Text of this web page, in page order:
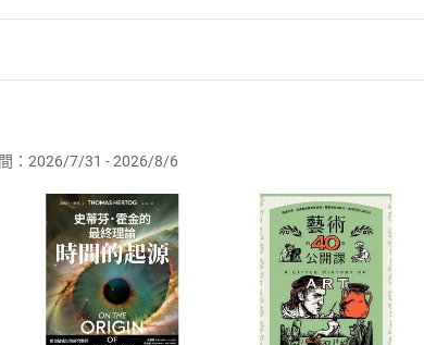
第19條第1項後段暨通訊交易解除權合理例外情事適
鋪之商品即代表知悉本店鋪所銷售之商品為電子書，
，不得請求退貨退款。
單或辦理退貨時，請登入樂天市場，並於「我的訂單
申請進行審核，待審核通過後將為您辦理退款事宜。
整筆訂單為單位進行取消/退貨，恕無法以單支商品取
放入購物車
Shopping cart
登入帳號
Login
使用？
：2026/7/31 - 2026/8/6